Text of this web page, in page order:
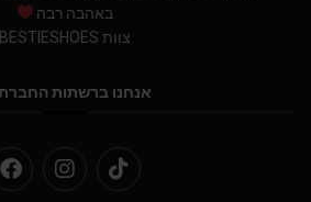
באהבה רבה
צוות BESTIESHOES
אנחנו ברשתות